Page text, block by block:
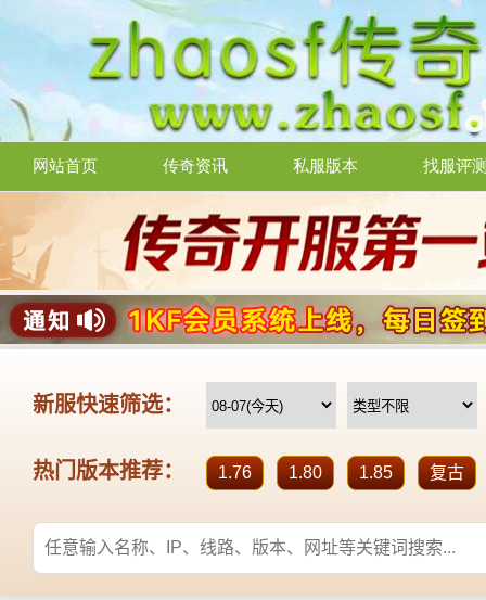
网站首页 传奇资讯 私服版本 找服评